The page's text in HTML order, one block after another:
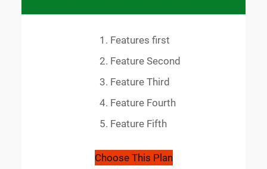
Features first
Feature Second
Feature Third
Feature Fourth
Feature Fifth
Choose This Plan